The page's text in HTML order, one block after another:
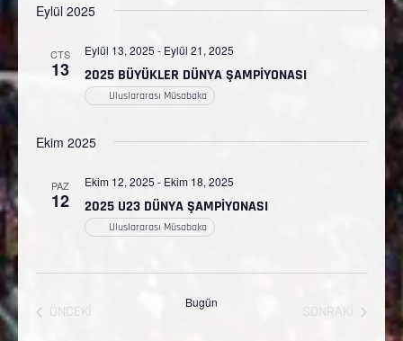
Eylül 2025
CTS
13 2025 BÜYÜKLER DÜNYA ŞAMPİYONASI
Eylül 13, 2025 - Eylül 21, 2025
Uluslararası Müsabaka
Ekim 2025
PAZ
12 2025 U23 DÜNYA ŞAMPİYONASI
Ekim 12, 2025 - Ekim 18, 2025
Uluslararası Müsabaka
ÖNCEKI
Bugün
SONRAKI
ETKINLIKLER